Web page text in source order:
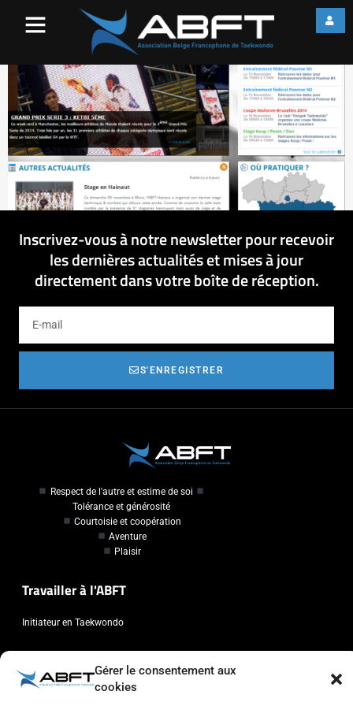
Gérer le consentement aux
cookies
Inscrivez-vous à notre newsletter pour recevoir
les dernières actualités et mises à jour
directement dans votre boîte de réception.
S'ENREGISTRER
Respect de l'autre et estime de soi
Tolérance et générosité
Courtoisie et coopération
Aventure
Plaisir
Travailler à l'ABFT
Initiateur en Taekwondo
Association Belge Francophone de Taekwondo